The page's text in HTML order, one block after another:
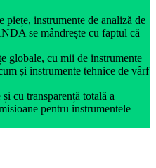
piețe, instrumente de analiză de
se mândrește cu faptul că
globale, cu mii de instrumente
și instrumente tehnice de vârf
cu transparență totală a
pentru instrumentele